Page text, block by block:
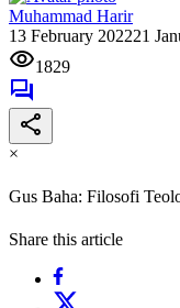
Muhammad Harir
13 February 202221
1829
×
Gus Baha: Filosofi
Share this article